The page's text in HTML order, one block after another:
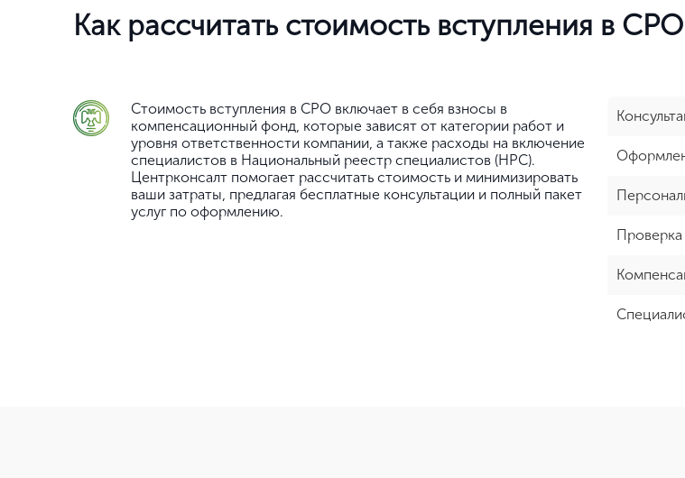
Как рассчитать стоимость вступления в
Стоимость вступления в СРО включает в себя взносы в
компенсационный фонд, которые зависят от категории работ и
уровня ответственности компании, а также расходы на включение
специалистов в Национальный реестр специалистов (НРС).
Центрконсалт помогает рассчитать стоимость и минимизировать
ваши затраты, предлагая бесплатные консультации и полный пакет
услуг по оформлению.